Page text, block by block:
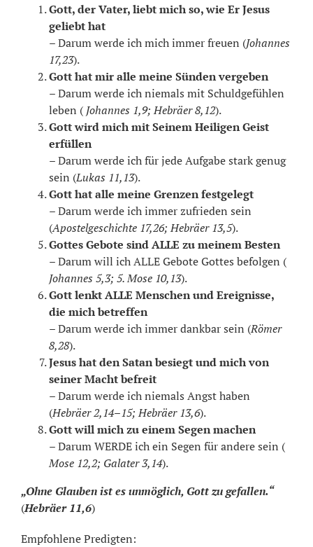
Gott, der Vater, liebt mich so, wie Er Jesus
geliebt hat
– Darum werde ich mich immer freuen (Johannes
17,23).
Gott hat mir alle meine Sünden vergeben
– Darum werde ich niemals mit Schuldgefühlen
leben (Johannes 1,9; Hebräer 8,12).
Gott wird mich mit Seinem Heiligen Geist
erfüllen
– Darum werde ich für jede Aufgabe stark genug
sein (Lukas 11,13).
Gott hat alle meine Grenzen festgelegt
– Darum werde ich immer zufrieden sein
(Apostelgeschichte 17,26; Hebräer 13,5).
Gottes Gebote sind ALLE zu meinem Besten
– Darum will ich ALLE Gebote Gottes befolgen (
Johannes 5,3; 5. Mose 10,13).
Gott lenkt ALLE Menschen und Ereignisse,
die mich betreffen
– Darum werde ich immer dankbar sein (Römer
8,28).
Jesus hat den Satan besiegt und mich von
seiner Macht befreit
– Darum werde ich niemals Angst haben
(Hebräer 2,14–15; Hebräer 13,6).
Gott will mich zu einem Segen machen
– Darum WERDE ich ein Segen für andere sein (
Mose 12,2; Galater 3,14).
„Ohne Glauben ist es unmöglich, Gott zu gefallen.“
(Hebräer 11,6)
Empfohlene Predigten: